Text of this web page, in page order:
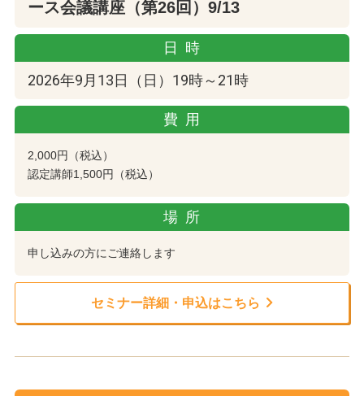
ース会議講座（第26回）9/13
日時
2026年9月13日（日）19時～21時
費用
2,000円（税込）
認定講師1,500円（税込）
場所
申し込みの方にご連絡します
セミナー詳細・申込はこちら